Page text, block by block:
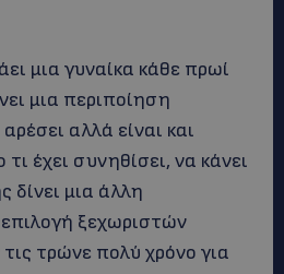
μια γυναίκα κάθε πρωί
μια περιποίηση
αλλά είναι και
έχει συνηθίσει, να κάνει
δίνει μια άλλη
ξεχωριστών
τρώνε πολύ χρόνο για